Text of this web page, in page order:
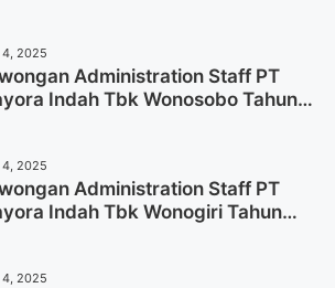
2025
Administration Staff PT
Indah Tbk Wonosobo Tahun
2025
Administration Staff PT
Indah Tbk Wonogiri Tahun
2025